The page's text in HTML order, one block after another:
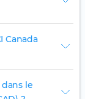
Canada
le